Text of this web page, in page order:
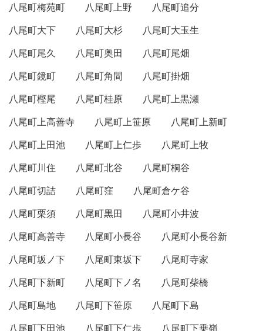
八尾町梅苑町
八尾町上野
八尾町追分
八尾町大下
八尾町大杉
八尾町大玉生
八尾町尾久
八尾町奥田
八尾町尾畑
八尾町鏡町
八尾町角間
八尾町掛畑
八尾町樫尾
八尾町桂原
八尾町上黒瀬
八尾町上高善寺
八尾町上笹原
八尾町上新町
八尾町上田池
八尾町上仁歩
八尾町上牧
八尾町川住
八尾町北谷
八尾町桐谷
八尾町切詰
八尾町窪
八尾町倉ケ谷
八尾町栗須
八尾町黒田
八尾町小井波
八尾町高善寺
八尾町小長谷
八尾町小長谷新
八尾町坂ノ下
八尾町東坂下
八尾町寺家
八尾町下新町
八尾町下ノ名
八尾町柴橋
八尾町島地
八尾町下笹原
八尾町下島